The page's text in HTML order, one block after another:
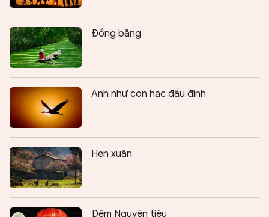
Đồng bằng
Anh như con hạc đầu đình
Hẹn xuân
Đêm Nguyên tiêu